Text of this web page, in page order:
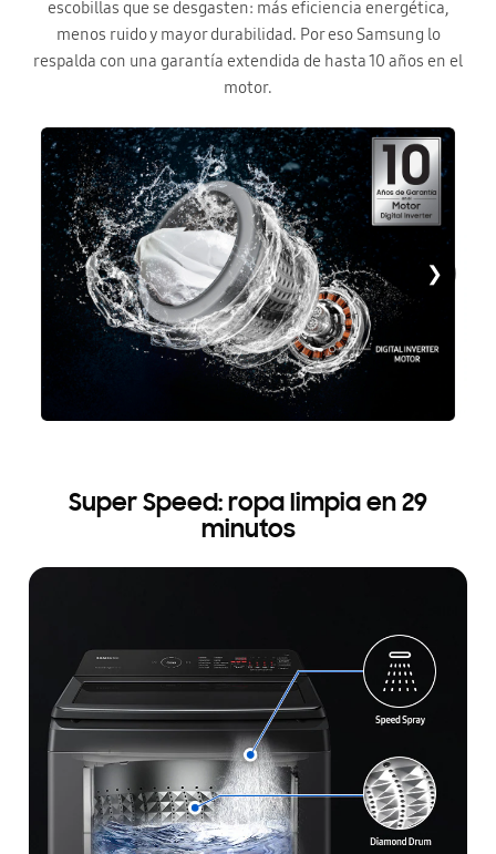
escobillas que se desgasten: más eficiencia energética,
menos ruido y mayor durabilidad. Por eso Samsung lo
respalda con una garantía extendida de hasta 10 años en el
motor.
❯
Super Speed: ropa limpia en 29
minutos